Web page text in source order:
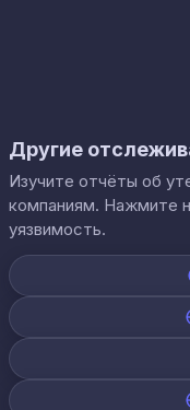
Другие
Изучите отчёты об
компаниям. Нажмите
уязвимость.